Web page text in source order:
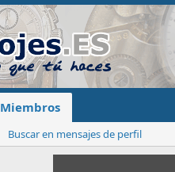
Miembros
Buscar en mensajes de perfil